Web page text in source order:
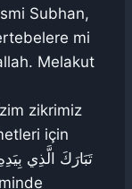
Subhan,
mi
Melakut
için